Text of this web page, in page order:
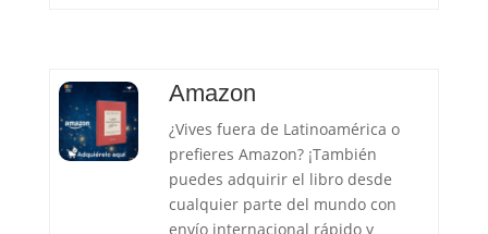
Amazon
¿Vives fuera de Latinoamérica o
prefieres Amazon? ¡También
puedes adquirir el libro desde
cualquier parte del mundo con
envío internacional rápido y